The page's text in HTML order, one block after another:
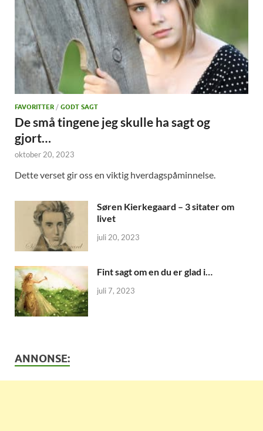
FAVORITTER / GODT SAGT
De små tingene jeg skulle ha sagt og
gjort…
oktober 20, 2023
Dette verset gir oss en viktig hverdagspåminnelse.
Søren Kierkegaard – 3 sitater om
livet
juli 20, 2023
Fint sagt om en du er glad i…
juli 7, 2023
ANNONSE: